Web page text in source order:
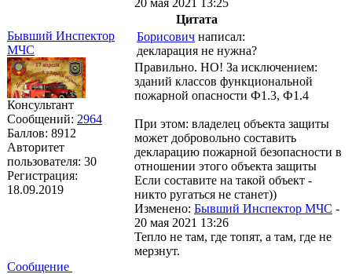
Бывший Инспектор
МЧС
Консультант
Сообщений: 2964
Баллов: 8912
Авторитет
пользователя: 30
Регистрация:
18.09.2019
Цитата
Борисович написал:
декларация не нужна?
Правильно. НО! За исключением:
зданий классов функциональной
пожарной опасности Ф1.3, Ф1.4
При этом: владелец объекта защиты
может добровольно составить
декларацию пожарной безопасности в
отношении этого объекта защиты
Если составите на такой объект -
никто ругаться не станет))
Изменено: Бывший Инспектор МЧС -
20 мая 2021 13:26
Тепло не там, где топят, а там, где не
мерзнут.
Сообщение